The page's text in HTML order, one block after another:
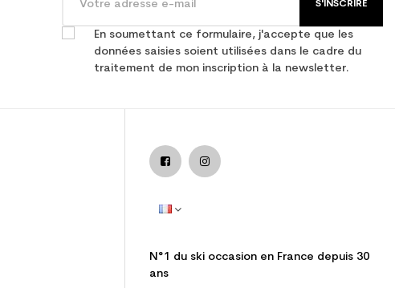
S'INSCRIRE
En soumettant ce formulaire, j'accepte que les
données saisies soient utilisées dans le cadre du
traitement de mon inscription à la newsletter.
N°1 du ski occasion en France depuis 30
ans